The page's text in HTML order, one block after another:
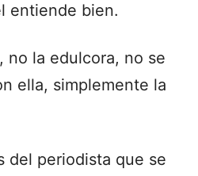
entiende bien.
no la edulcora, no se
ella, simplemente la
del periodista que se